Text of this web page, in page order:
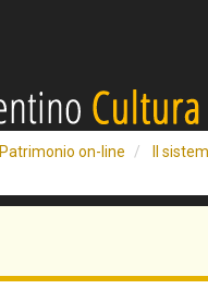
Patrimonio on-line Il